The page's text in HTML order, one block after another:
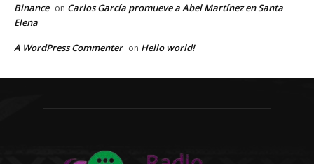
Binance on Carlos García promueve a Abel Martínez en Santa
Elena
A WordPress Commenter on Hello world!